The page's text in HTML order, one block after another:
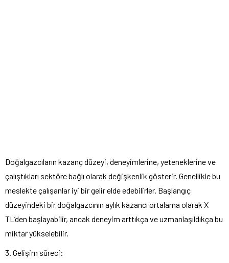
Doğalgazcıların kazanç düzeyi, deneyimlerine, yeteneklerine ve
çalıştıkları sektöre bağlı olarak değişkenlik gösterir. Genellikle bu
meslekte çalışanlar iyi bir gelir elde edebilirler. Başlangıç
düzeyindeki bir doğalgazcının aylık kazancı ortalama olarak X
TL’den başlayabilir, ancak deneyim arttıkça ve uzmanlaşıldıkça bu
miktar yükselebilir.
3. Gelişim süreci: